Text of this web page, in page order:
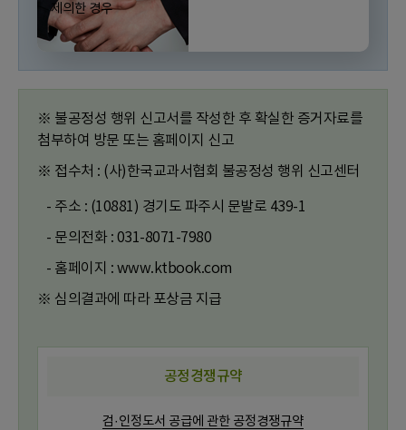
제의한 경우
※ 불공정성 행위 신고서를 작성한 후 확실한 증거자료를
첨부하여 방문 또는 홈페이지 신고
※ 접수처 : (사)한국교과서협회 불공정성 행위 신고센터
- 주소 : (10881) 경기도 파주시 문발로 439-1
- 문의전화 : 031-8071-7980
- 홈페이지 : www.ktbook.com
※ 심의결과에 따라 포상금 지급
공정경쟁규약
검·인정도서 공급에 관한 공정경쟁규약